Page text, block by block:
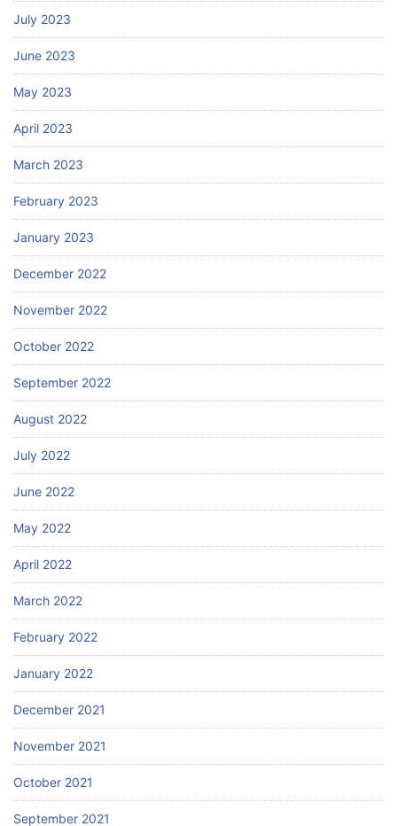
July 2023
June 2023
May 2023
April 2023
March 2023
February 2023
January 2023
December 2022
November 2022
October 2022
September 2022
August 2022
July 2022
June 2022
May 2022
April 2022
March 2022
February 2022
January 2022
December 2021
November 2021
October 2021
September 2021